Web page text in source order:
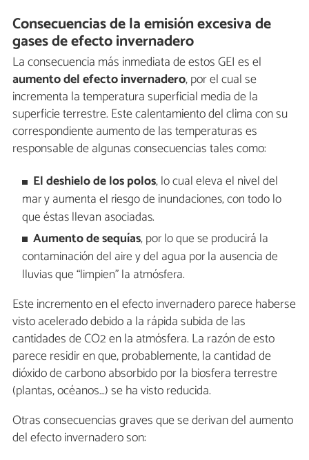
Consecuencias de la emisión excesiva de
gases de efecto invernadero
La consecuencia más inmediata de estos GEI es el
aumento del efecto invernadero, por el cual se
incrementa la temperatura superficial media de la
superficie terrestre. Este calentamiento del clima con su
correspondiente aumento de las temperaturas es
responsable de algunas consecuencias tales como:
El deshielo de los polos, lo cual eleva el nivel del
mar y aumenta el riesgo de inundaciones, con todo lo
que éstas llevan asociadas.
Aumento de sequías, por lo que se producirá la
contaminación del aire y del agua por la ausencia de
lluvias que “limpien” la atmósfera.
Este incremento en el efecto invernadero parece haberse
visto acelerado debido a la rápida subida de las
cantidades de CO2 en la atmósfera. La razón de esto
parece residir en que, probablemente, la cantidad de
dióxido de carbono absorbido por la biosfera terrestre
(plantas, océanos…) se ha visto reducida.
Otras consecuencias graves que se derivan del aumento
del efecto invernadero son: